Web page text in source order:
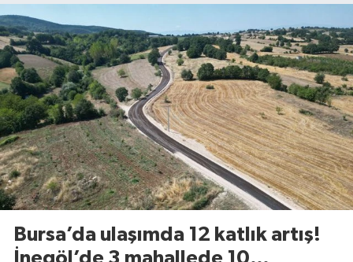
Bursa’da ulaşımda 12 katlık artış!